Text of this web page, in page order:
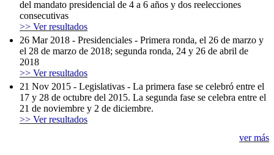
del mandato presidencial de 4 a 6 años y dos reelecciones
consecutivas
>> Ver resultados
26 Mar 2018 - Presidenciales - Primera ronda, el 26 de marzo y
el 28 de marzo de 2018; segunda ronda, 24 y 26 de abril de
2018
>> Ver resultados
21 Nov 2015 - Legislativas - La primera fase se celebró entre el
17 y 28 de octubre del 2015. La segunda fase se celebra entre el
21 de noviembre y 2 de diciembre.
>> Ver resultados
ver más